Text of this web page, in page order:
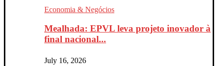
Economia & Negócios
Mealhada: EPVL leva projeto inovador à
final nacional...
July 16, 2026